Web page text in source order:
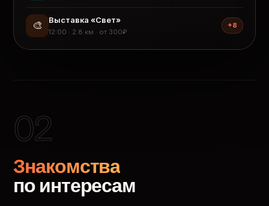
🎨 Выставка «Свет»
12:00 · 2.8 км · от 300₽
+8
02
Знакомства
по интересам